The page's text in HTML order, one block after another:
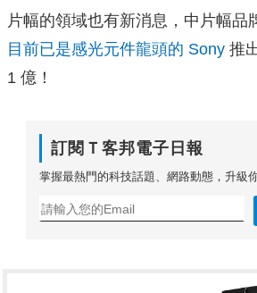
片幅的領域也有新消息，中片幅品
目前已是感光元件龍頭的 Sony 推
1 億！
訂閱Ｔ客邦電子日報
掌握最熱門的科技話題、網路動態，升級